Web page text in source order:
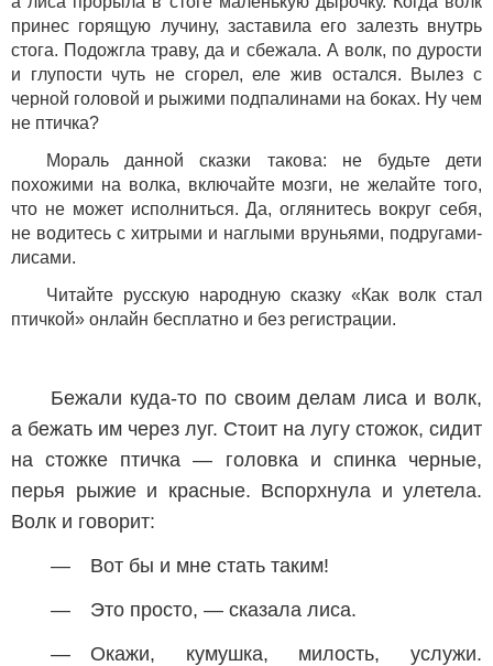
принес горящую лучину, заставила его залезть внутрь
стога. Подожгла траву, да и сбежала. А волк, по дурости
и глупости чуть не сгорел, еле жив остался. Вылез с
черной головой и рыжими подпалинами на боках. Ну чем
не птичка?
Мораль данной сказки такова: не будьте дети
похожими на волка, включайте мозги, не желайте того,
что не может исполниться. Да, оглянитесь вокруг себя,
не водитесь с хитрыми и наглыми вруньями, подругами-
лисами.
Читайте русскую народную сказку «Как волк стал
птичкой» онлайн бесплатно и без регистрации.
Бежали куда-то по своим делам лиса и волк,
а бежать им через луг. Стоит на лугу стожок, сидит
на стожке птичка — головка и спинка черные,
перья рыжие и красные. Вспорхнула и улетела.
Волк и говорит:
— Вот бы и мне стать таким!
— Это просто, — сказала лиса.
— Окажи, кумушка, милость, услужи.